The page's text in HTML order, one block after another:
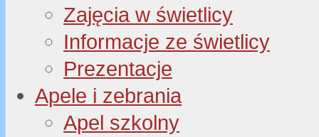
Zajęcia w świetlicy
Informacje ze świetlicy
Prezentacje
Apele i zebrania
Apel szkolny